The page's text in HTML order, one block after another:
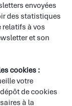
envoyées
des statistiques
relatifs à vos
et son
cookies :
votre
de cookies
à la